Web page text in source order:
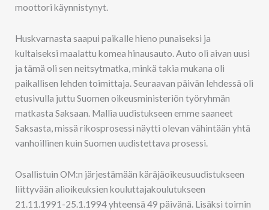
moottori käynnistynyt.
Huskvarnasta saapui paikalle hieno punaiseksi ja
kultaiseksi maalattu komea hinausauto. Auto oli aivan uusi
ja tämä oli sen neitsytmatka, minkä takia mukana oli
paikallisen lehden toimittaja. Seuraavan päivän lehdessä oli
etusivulla juttu Suomen oikeusministeriön työryhmän
matkasta Saksaan. Mallia uudistukseen emme saaneet
Saksasta, missä rikosprosessi näytti olevan vähintään yhtä
vanhoillinen kuin Suomen uudistettava prosessi.
Osallistuin OM:n järjestämään käräjäoikeusuudistukseen
liittyvään alioikeuksien kouluttajakoulutukseen
21.11.1991-25.1.1994 yhteensä 49 päivänä. Lisäksi toimin